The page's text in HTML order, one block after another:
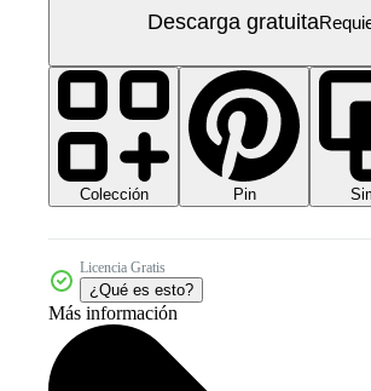
Descarga gratuita
Colección Pin
Licencia Gratis
¿Qué es esto?
Más información